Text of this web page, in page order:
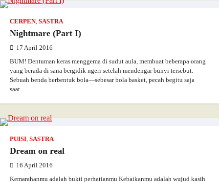
CERPEN, SASTRA
Nightmare (Part I)
17 April 2016
BUM! Dentuman keras menggema di sudut aula, membuat beberapa orang
yang berada di sana bergidik ngeri setelah mendengar bunyi tersebut.
Sebuah benda berbentuk bola—sebesar bola basket, pecah begitu saja
saat…
PUISI, SASTRA
Dream on real
16 April 2016
Kemarahanmu adalah bukti perhatianmu Kebaikanmu adalah wujud kasih